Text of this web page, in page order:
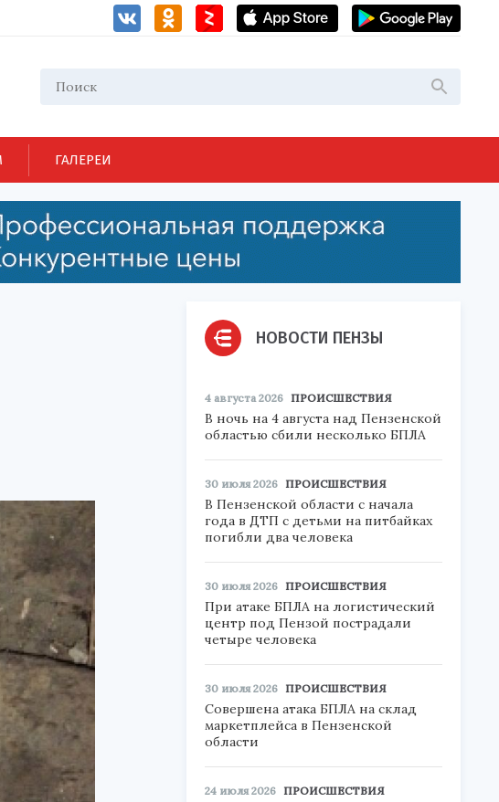
ГАЛЕРЕИ
НОВОСТИ ПЕНЗЫ
4 августа 2026 ПРОИСШЕСТВИЯ
В ночь на 4 августа над Пензенской
областью сбили несколько БПЛА
30 июля 2026 ПРОИСШЕСТВИЯ
В Пензенской области с начала
года в ДТП с детьми на питбайках
погибли два человека
30 июля 2026 ПРОИСШЕСТВИЯ
При атаке БПЛА на логистический
центр под Пензой пострадали
четыре человека
30 июля 2026 ПРОИСШЕСТВИЯ
Совершена атака БПЛА на склад
маркетплейса в Пензенской
области
24 июля 2026 ПРОИСШЕСТВИЯ